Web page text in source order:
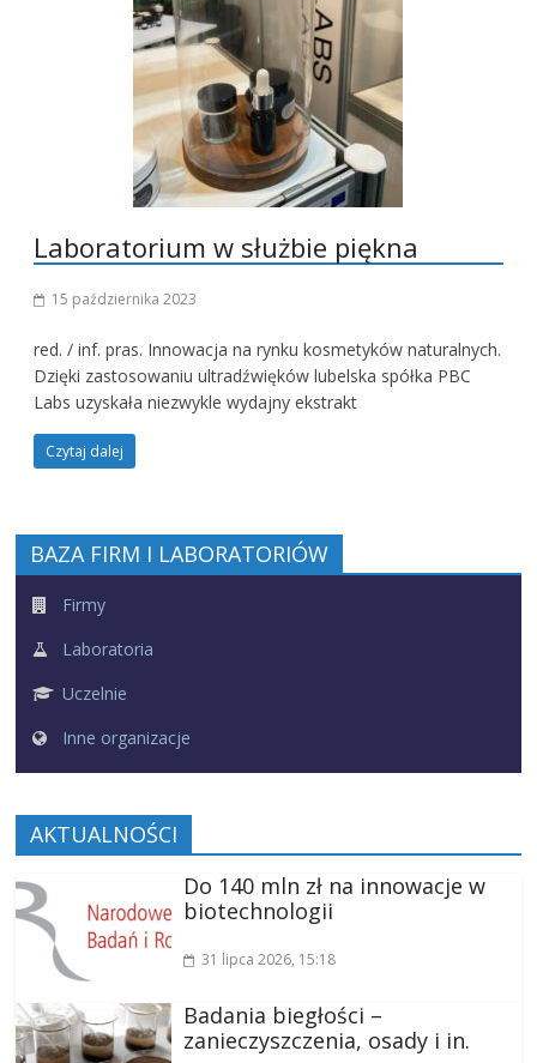
Laboratorium w służbie piękna
15 października 2023
red. / inf. pras. Innowacja na rynku kosmetyków naturalnych.
Dzięki zastosowaniu ultradźwięków lubelska spółka PBC
Labs uzyskała niezwykle wydajny ekstrakt
Czytaj dalej
BAZA FIRM I LABORATORIÓW
Firmy
Laboratoria
Uczelnie
Inne organizacje
AKTUALNOŚCI
Do 140 mln zł na innowacje w
biotechnologii
31 lipca 2026, 15:18
Badania biegłości –
zanieczyszczenia, osady i in.